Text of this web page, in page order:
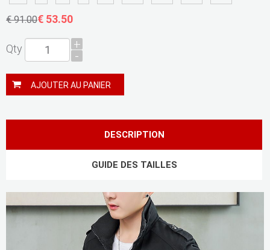
€ 91.00€ 53.50
Qty +
-
AJOUTER AU PANIER
DESCRIPTION
GUIDE DES TAILLES